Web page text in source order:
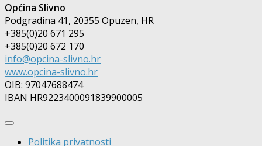
Općina Slivno
Podgradina 41, 20355 Opuzen, HR
+385(0)20 671 295
+385(0)20 672 170
info@opcina-slivno.hr
www.opcina-slivno.hr
OIB: 97047688474
IBAN HR9223400091839900005
Politika privatnosti